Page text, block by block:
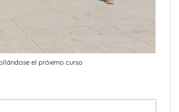
el próximo curso